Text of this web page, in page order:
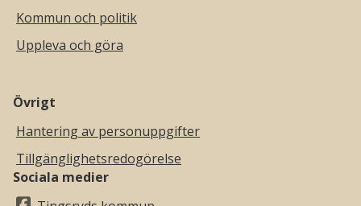
Kommun och politik
Uppleva och göra
Övrigt
Hantering av personuppgifter
Tillgänglighetsredogörelse
Sociala medier